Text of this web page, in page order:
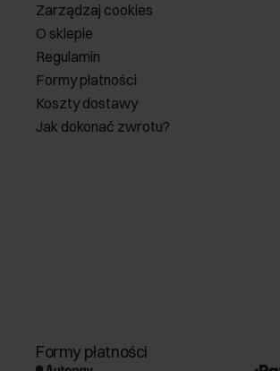
Zarządzaj cookies
O sklepie
Regulamin
Formy płatności
Koszty dostawy
Jak dokonać zwrotu?
Formy płatności